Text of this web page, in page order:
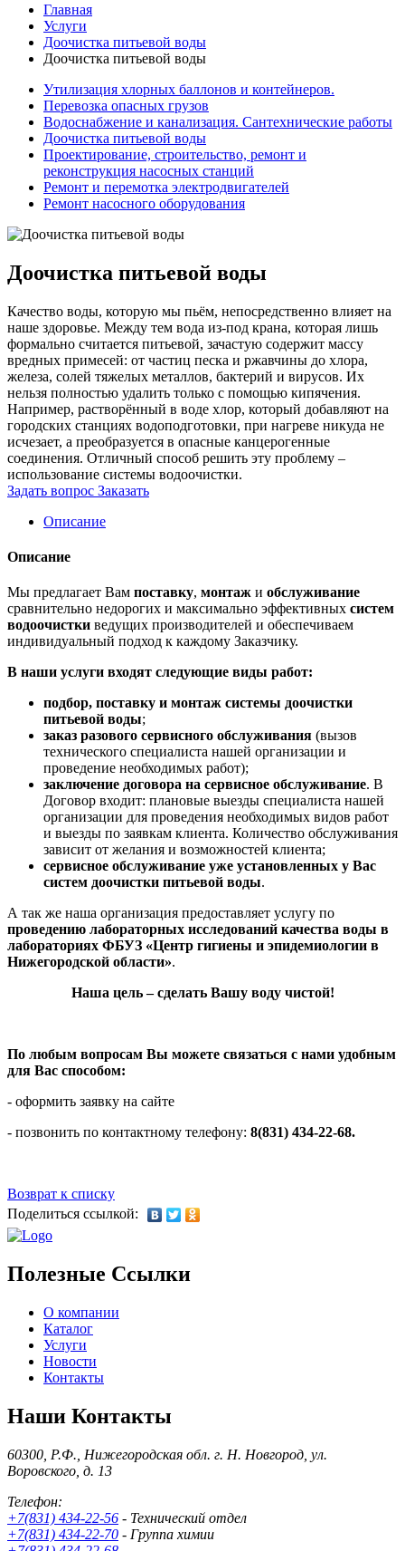
Главная
Услуги
Доочистка питьевой воды
Доочистка питьевой воды
Утилизация хлорных баллонов и контейнеров.
Перевозка опасных грузов
Водоснабжение и канализация. Сантехнические работы
Доочистка питьевой воды
Проектирование, строительство, ремонт и
реконструкция насосных станций
Ремонт и перемотка электродвигателей
Ремонт насосного оборудования
Доочистка питьевой воды
Качество воды, которую мы пьём, непосредственно влияет на
наше здоровье. Между тем вода из-под крана, которая лишь
формально считается питьевой, зачастую содержит массу
вредных примесей: от частиц песка и ржавчины до хлора,
железа, солей тяжелых металлов, бактерий и вирусов. Их
нельзя полностью удалить только с помощью кипячения.
Например, растворённый в воде хлор, который добавляют на
городских станциях водоподготовки, при нагреве никуда не
исчезает, а преобразуется в опасные канцерогенные
соединения. Отличный способ решить эту проблему –
использование системы водоочистки.
Задать вопрос Заказать
Описание
Описание
Мы предлагает Вам поставку, монтаж и обслуживание
сравнительно недорогих и максимально эффективных систем
водоочистки ведущих производителей и обеспечиваем
индивидуальный подход к каждому Заказчику.
В наши услуги входят следующие виды работ:
подбор, поставку и монтаж системы доочистки
питьевой воды;
заказ разового сервисного обслуживания (вызов
технического специалиста нашей организации и
проведение необходимых работ);
заключение договора на сервисное обслуживание. В
Договор входит: плановые выезды специалиста нашей
организации для проведения необходимых видов работ
и выезды по заявкам клиента. Количество обслуживания
зависит от желания и возможностей клиента;
сервисное обслуживание уже установленных у Вас
систем доочистки питьевой воды.
А так же наша организация предоставляет услугу по
проведению лабораторных исследований качества воды в
лабораториях ФБУЗ «Центр гигиены и эпидемиологии в
Нижегородской области».
Наша цель – сделать Вашу воду чистой!
По любым вопросам Вы можете связаться с нами удобным
для Вас способом:
- оформить заявку на сайте
- позвонить по контактному телефону: 8(831) 434-22-68.
Возврат к списку
Поделиться ссылкой:
Полезные Ссылки
О компании
Каталог
Услуги
Новости
Контакты
Наши Контакты
60300, Р.Ф., Нижегородская обл. г. Н. Новгород, ул.
Воровского, д. 13
Телефон:
+7(831) 434-22-56 - Технический отдел
+7(831) 434-22-70 - Группа химии